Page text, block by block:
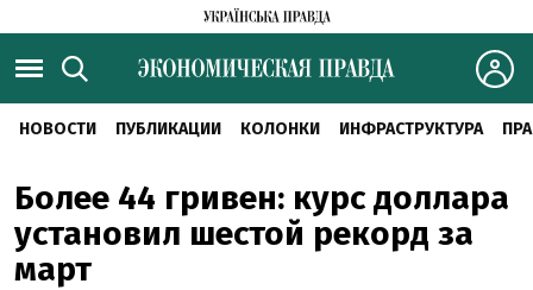
НОВОСТИ ПУБЛИКАЦИИ КОЛОНКИ ИНФРАСТРУКТУРА
Более 44 гривен: курс доллара
установил шестой рекорд за
март